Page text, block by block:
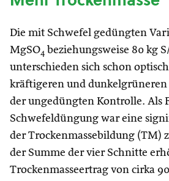
Die mit Schwefel gedüngten
MgSO4 beziehungsweise 80 kg
unterschieden sich schon
kräftigeren und dunkelgrüneren
der ungedüngten Kontrolle. Als
Schwefeldüngung war eine
der Trockenmassebildung (TM)
der Summe der vier Schnitte
Trockenmasseertrag von cirka